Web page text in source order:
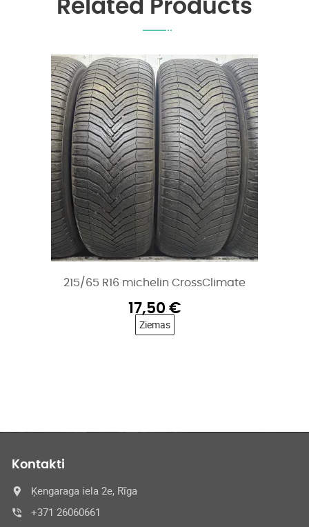
Related Products
215/65 R16 michelin CrossClimate
17,50 €
Ziemas
Kontakti
Ķengaraga iela 2e, Rīga
+371 26060661